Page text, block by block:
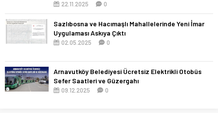
22.11.2025 0
Sazlıbosna ve Hacımaşlı Mahallelerinde Yeni İmar
Uygulaması Askıya Çıktı
02.05.2025 0
Arnavutköy Belediyesi Ücretsiz Elektrikli Otobüs
Sefer Saatleri ve Güzergahı
09.12.2025 0